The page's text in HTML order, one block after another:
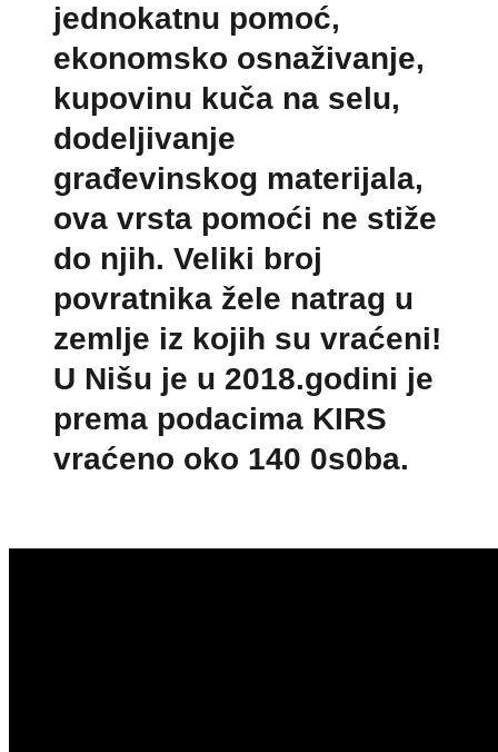
jednokatnu pomoć,
ekonomsko osnaživanje,
kupovinu kuča na selu,
dodeljivanje
građevinskog materijala,
ova vrsta pomoći ne stiže
do njih. Veliki broj
povratnika žele natrag u
zemlje iz kojih su vraćeni!
U Nišu je u 2018.godini je
prema podacima KIRS
vraćeno oko 140 0s0ba.